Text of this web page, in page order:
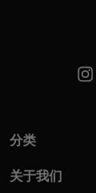
分类
关于我们